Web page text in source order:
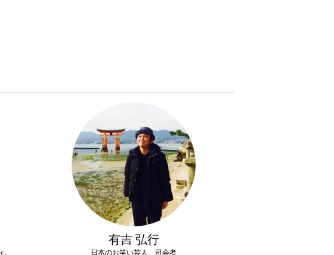
有吉 弘行
日本のお笑い芸人、司会者